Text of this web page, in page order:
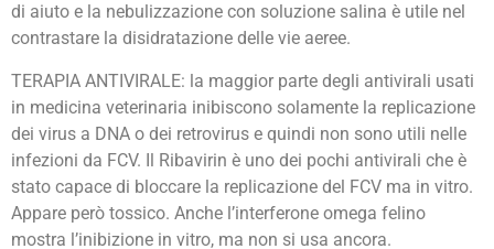
di aiuto e la nebulizzazione con soluzione salina è utile nel
contrastare la disidratazione delle vie aeree.
TERAPIA ANTIVIRALE: la maggior parte degli antivirali usati
in medicina veterinaria inibiscono solamente la replicazione
dei virus a DNA o dei retrovirus e quindi non sono utili nelle
infezioni da FCV. Il Ribavirin è uno dei pochi antivirali che è
stato capace di bloccare la replicazione del FCV ma in vitro.
Appare però tossico. Anche l’interferone omega felino
mostra l’inibizione in vitro, ma non si usa ancora.